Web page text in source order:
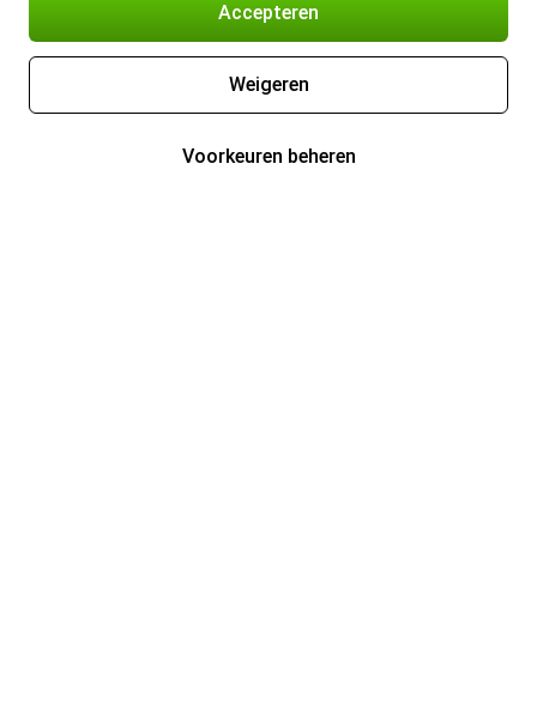
Accepteren
Weigeren
Voorkeuren beheren